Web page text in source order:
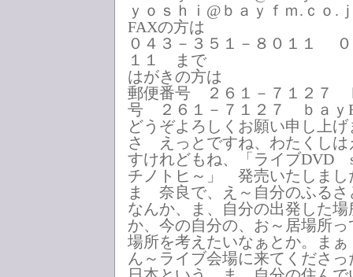
ｙｏｓｈｉ@ｂａｙｆｍ.ｃｏ
FAXの方は
０４３－３５１－８０１１
１１ まで
はがきの方は
郵便番号 ２６１－７１２７
号 ２６１－７１２７ ｂａ
どうぞよろしくお願い申し上げ
さ えっとですね、わたくしは
すけれどもね、「ライブDVD
チノトヒ～」 発売いたしま
ま 奈良で、え～自分のふる
なんか、ま、自分の出発し
か、今の自分の、お～居場所
場所を考えたいなぁとか。ま
ん～ライブ会場に来てくださ